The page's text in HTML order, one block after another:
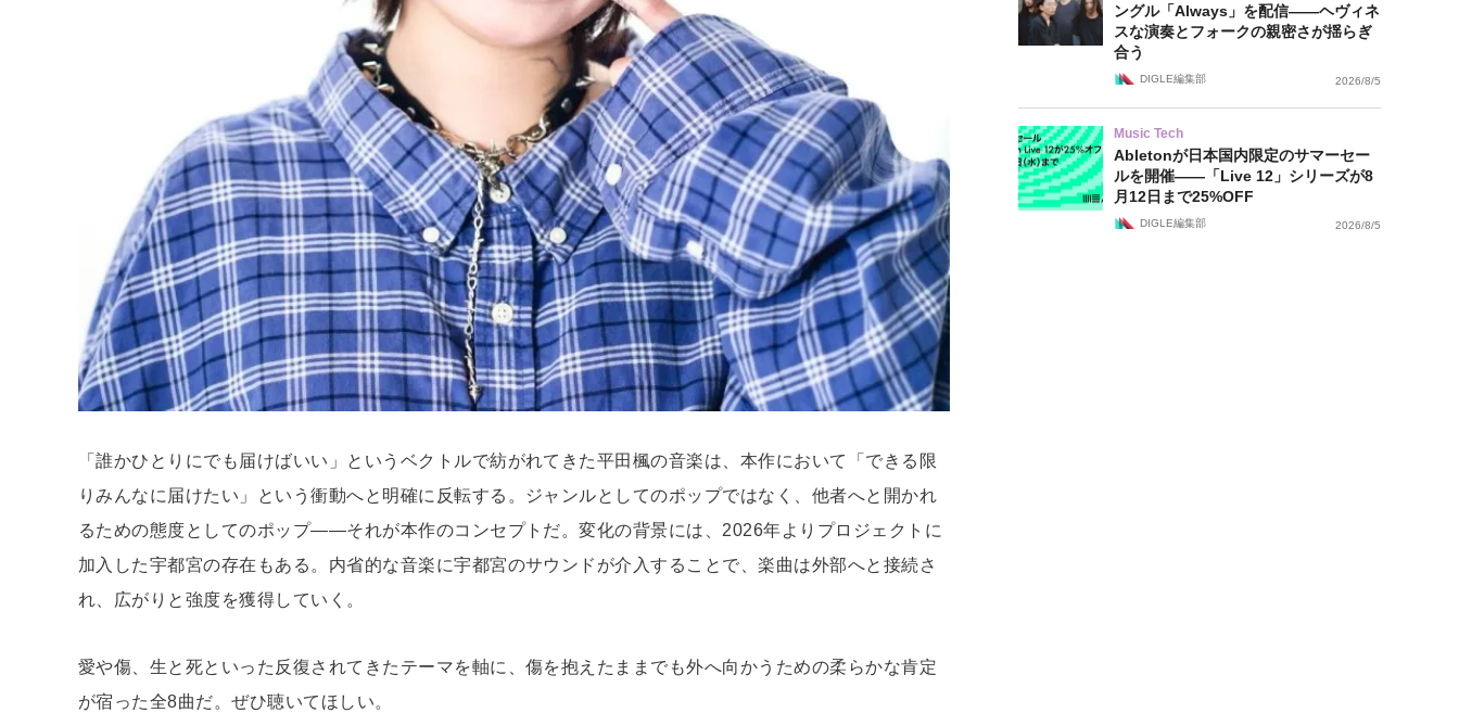
「誰かひとりにでも届けばいい」というベクトルで紡がれてきた平田楓の音楽は、本作において「できる限
りみんなに届けたい」という衝動へと明確に反転する。ジャンルとしてのポップではなく、他者へと開かれ
るための態度としてのポップ——それが本作のコンセプトだ。変化の背景には、2026年よりプロジェクトに
加入した宇都宮の存在もある。内省的な音楽に宇都宮のサウンドが介入することで、楽曲は外部へと接続さ
れ、広がりと強度を獲得していく。
愛や傷、生と死といった反復されてきたテーマを軸に、傷を抱えたままでも外へ向かうための柔らかな肯定
が宿った全8曲だ。ぜひ聴いてほしい。
ングル「Always」を配信——ヘヴィネ
スな演奏とフォークの親密さが揺らぎ
合う
DIGLE編集部 2026/8/5
Music Tech
Abletonが日本国内限定のサマーセー
ルを開催——「Live 12」シリーズが8
月12日まで25%OFF
DIGLE編集部 2026/8/5